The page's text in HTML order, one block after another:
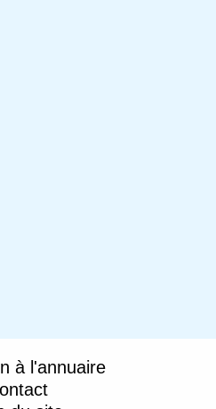
à l'annuaire